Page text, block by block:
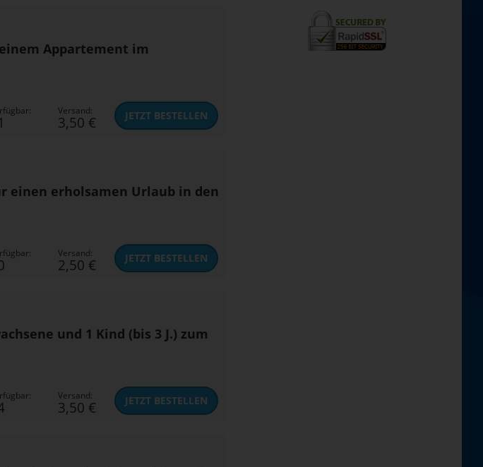
Appartement im
JETZTBESTELLEN
Versand:
3,50 €
einen erholsamen Urlaub in den
JETZTBESTELLEN
Versand:
2,50 €
und 1 Kind (bis 3 J.) zum
JETZTBESTELLEN
Versand:
3,50 €